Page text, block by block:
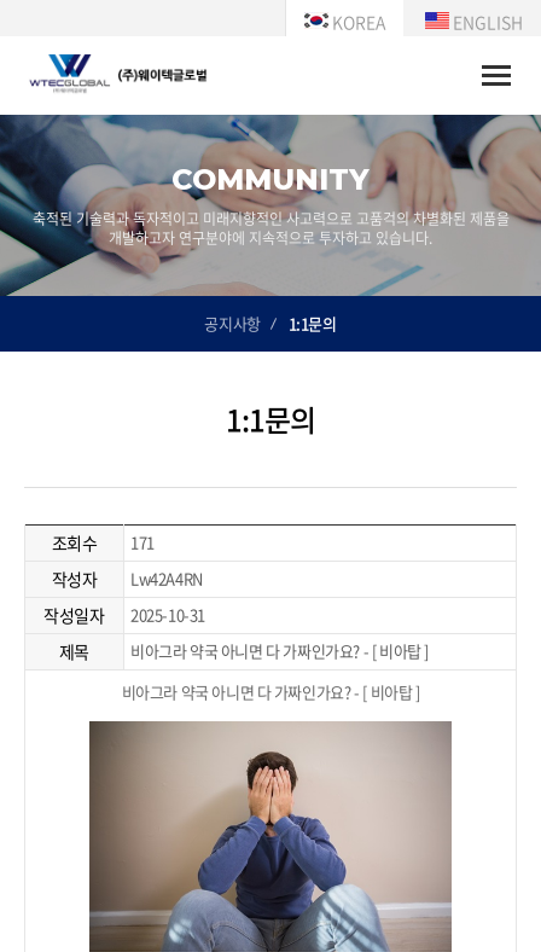
KOREA ENGLISH
Toggle
COMMUNITY
축적된 기술력과 독자적이고 미래지향적인 사고력으로 고품걱의 차별화된 제품을
개발하고자 연구분야에 지속적으로 투자하고 있습니다.
공지사항 1:1문의
1:1문의
조회수 171
작성자 Lw42A4RN
작성일자 2025-10-31
제목
비아그라 약국 아니면 다 가짜인가요? - [ 비아탑 ]
비아그라 약국 아니면 다 가짜인가요? - [ 비아탑 ]